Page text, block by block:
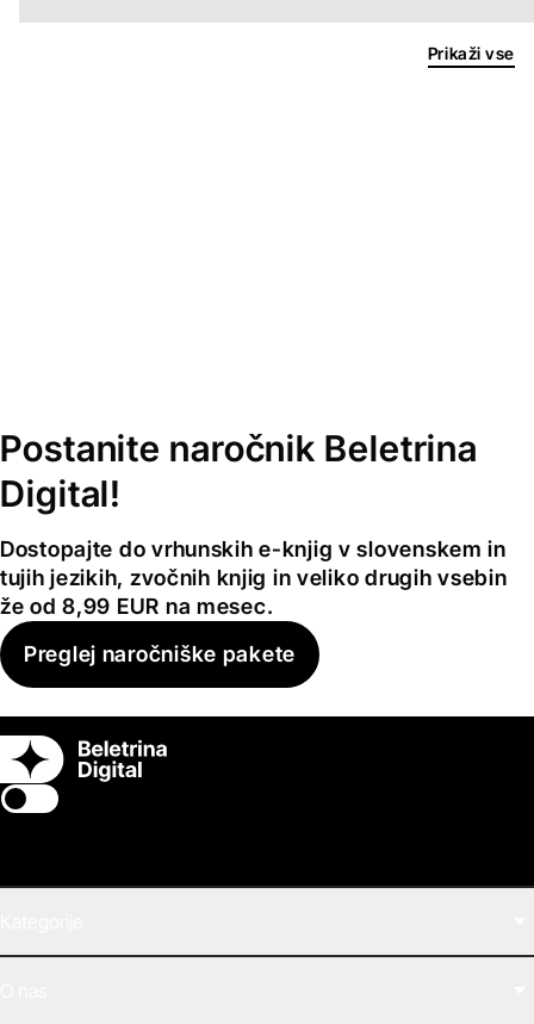
Prikaži vse
Postanite naročnik Beletrina
Digital!
Dostopajte do vrhunskih e-knjig v slovenskem in
tujih jezikih, zvočnih knjig in veliko drugih vsebin
že od 8,99 EUR na mesec.
Preglej naročniške pakete
Switch theme